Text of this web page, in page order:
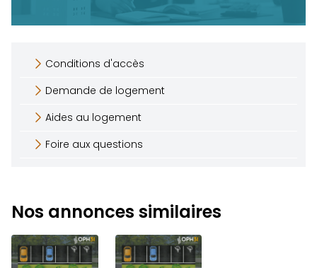
Conditions d'accès
Demande de logement
Aides au logement
Foire aux questions
Nos annonces similaires